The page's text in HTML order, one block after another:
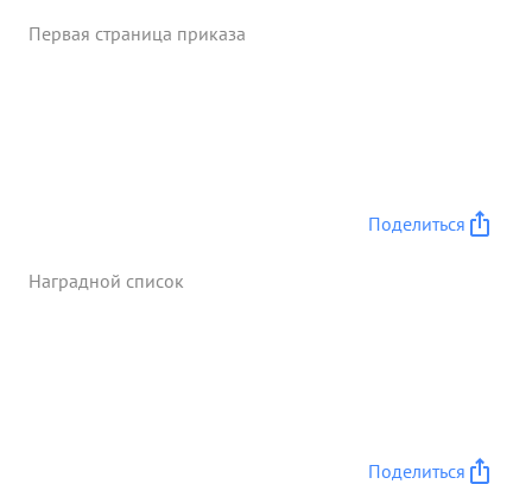
Первая страница приказа
Поделиться
Наградной список
Поделиться